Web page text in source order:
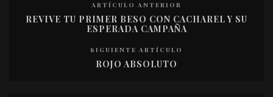
ARTÍCULO ANTERIOR
REVIVE TU PRIMER BESO CON CACHAREL Y SU
ESPERADA CAMPAÑA
SIGUIENTE ARTÍCULO
ROJO ABSOLUTO